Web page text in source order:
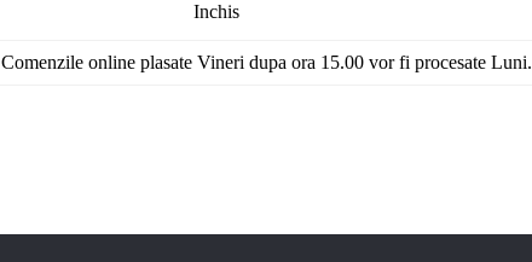
Inchis
Comenzile online plasate Vineri dupa ora 15.00 vor fi procesate Luni.